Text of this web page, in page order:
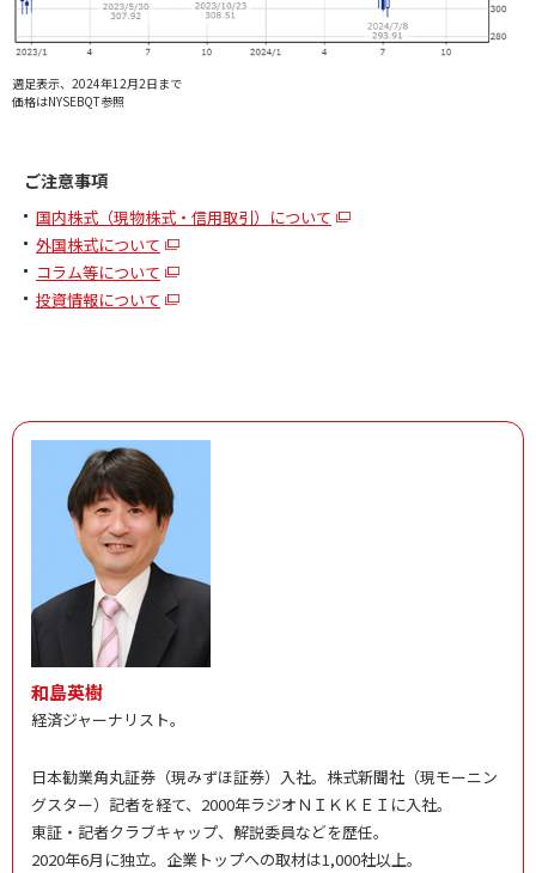
週足表示、2024年12月2日まで
価格はNYSEBQT参照
ご注意事項
国内株式（現物株式・信用取引）について
外国株式について
コラム等について
投資情報について
和島英樹
経済ジャーナリスト。
日本勧業角丸証券（現みずほ証券）入社。株式新聞社（現モーニン
グスター）記者を経て、2000年ラジオＮＩＫＫＥＩに入社。
東証・記者クラブキャップ、解説委員などを歴任。
2020年6月に独立。企業トップへの取材は1,000社以上。